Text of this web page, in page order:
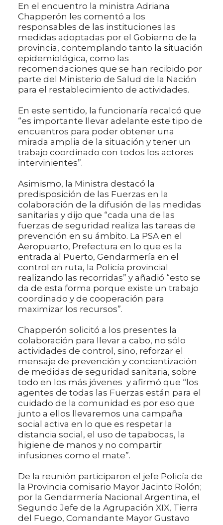
En el encuentro la ministra Adriana
Chapperón les comentó a los
responsables de las instituciones las
medidas adoptadas por el Gobierno de la
provincia, contemplando tanto la situación
epidemiológica, como las
recomendaciones que se han recibido por
parte del Ministerio de Salud de la Nación
para el restablecimiento de actividades.
En este sentido, la funcionaría recalcó que
“es importante llevar adelante este tipo de
encuentros para poder obtener una
mirada amplia de la situación y tener un
trabajo coordinado con todos los actores
intervinientes”.
Asimismo, la Ministra destacó la
predisposición de las Fuerzas en la
colaboración de la difusión de las medidas
sanitarias y dijo que “cada una de las
fuerzas de seguridad realiza las tareas de
prevención en su ámbito. La PSA en el
Aeropuerto, Prefectura en lo que es la
entrada al Puerto, Gendarmería en el
control en ruta, la Policía provincial
realizando las recorridas” y añadió “esto se
da de esta forma porque existe un trabajo
coordinado y de cooperación para
maximizar los recursos”.
Chapperón solicitó a los presentes la
colaboración para llevar a cabo, no sólo
actividades de control, sino, reforzar el
mensaje de prevención y concientización
de medidas de seguridad sanitaria, sobre
todo en los más jóvenes y afirmó que “los
agentes de todas las Fuerzas están para el
cuidado de la comunidad es por eso que
junto a ellos llevaremos una campaña
social activa en lo que es respetar la
distancia social, el uso de tapabocas, la
higiene de manos y no compartir
infusiones como el mate”.
De la reunión participaron el jefe Policía de
la Provincia comisario Mayor Jacinto Rolón;
por la Gendarmería Nacional Argentina, el
Segundo Jefe de la Agrupación XIX, Tierra
del Fuego, Comandante Mayor Gustavo